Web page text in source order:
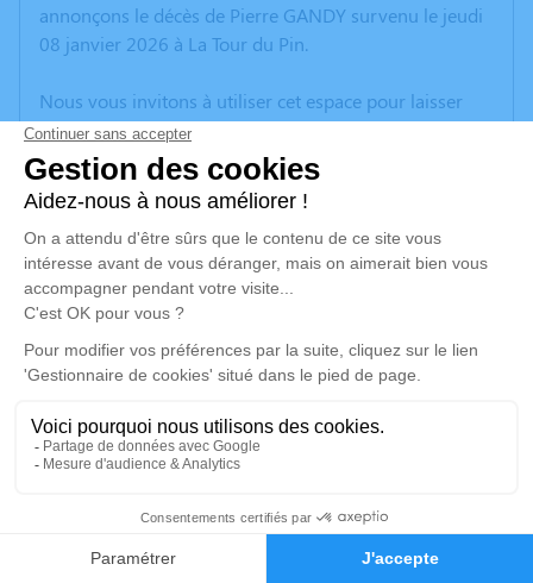
Faire-part Hommages
annonçons le décès de Pierre GANDY survenu le jeudi
08 janvier 2026 à La Tour du Pin.
Nous vous invitons à utiliser cet espace pour laisser
vos condoléances, partager des photos souvenirs, une
anecdote ou exprimer vos pensées à travers des
poèmes ou des textes. Cet endroit est un lieu
d'expression dédié à honorer la mémoire de Pierre
GANDY.
Un service de plantation d’arbre hommage est
disponible ici.
Je rends hommage
Cérémonie
Eglise de la Sainte-Vierge Place de l'Eglise - Route
de Caillite